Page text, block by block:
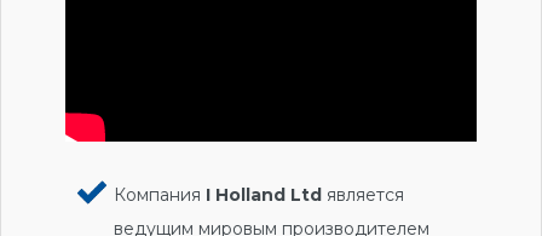
Компания I Holland Ltd является
ведущим мировым производителем